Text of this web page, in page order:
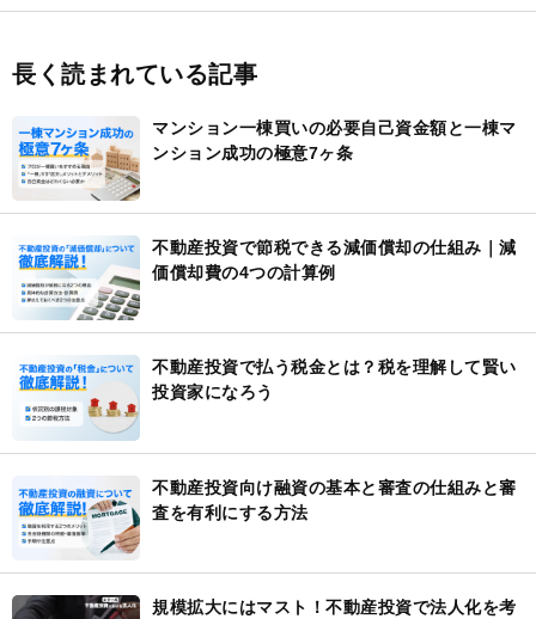
長く読まれている記事
マンション一棟買いの必要自己資金額と一棟マ
ンション成功の極意7ヶ条
不動産投資で節税できる減価償却の仕組み｜減
価償却費の4つの計算例
不動産投資で払う税金とは？税を理解して賢い
投資家になろう
不動産投資向け融資の基本と審査の仕組みと審
査を有利にする方法
規模拡大にはマスト！不動産投資で法人化を考